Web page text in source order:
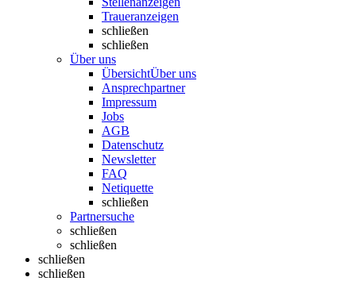
Traueranzeigen
schließen
schließen
Über uns
ÜbersichtÜber uns
Ansprechpartner
Impressum
Jobs
AGB
Datenschutz
Newsletter
FAQ
Netiquette
schließen
Partnersuche
schließen
schließen
schließen
schließen